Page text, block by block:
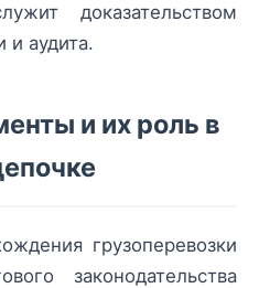
доказательством
и аудита.
и их роль в
грузоперевозки
законодательства